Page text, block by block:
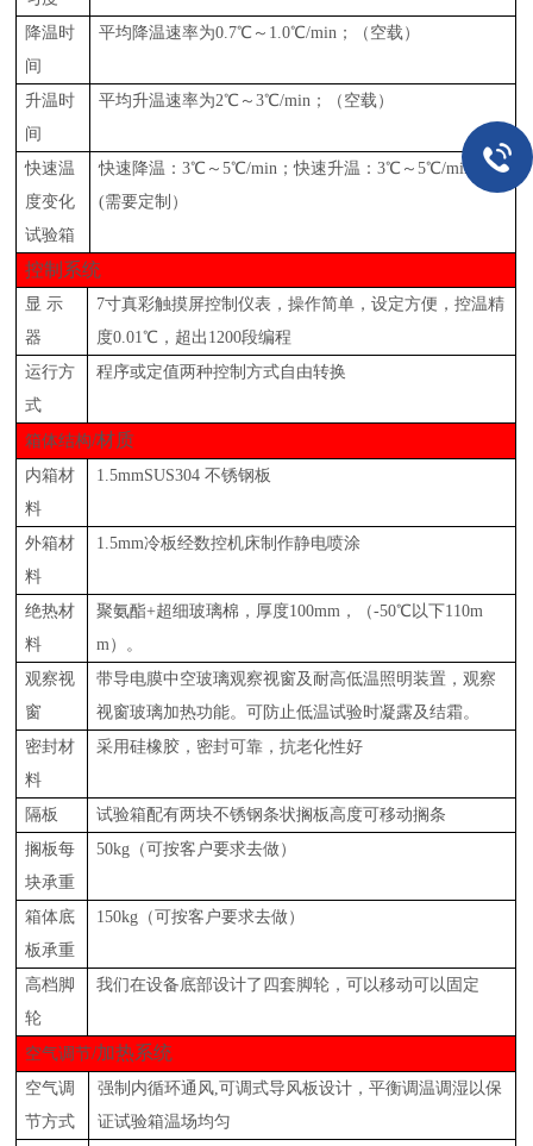
降温时
间
平均降温速率为0.7℃～1.0℃/min；（空载）
升温时
间
平均升温速率为2℃～3℃/min；（空载）
快速温
度变化
试验箱
快速降温：3℃～5℃/min；快速升温：3℃～5℃/min；
(需要定制）
控制系统
显 示
器
7寸真彩触摸屏控制仪表，操作简单，设定方便，控温精
度0.01℃，超出1200段编程
运行方
式
程序或定值两种控制方式自由转换
箱体结构/材质
内箱材
料
1.5mmSUS304 不锈钢板
外箱材
料
1.5mm冷板经数控机床制作静电喷涂
绝热材
料
聚氨酯+超细玻璃棉，厚度100mm，（-50℃以下110m
m）。
观察视
窗
带导电膜中空玻璃观察视窗及耐高低温照明装置，观察
视窗玻璃加热功能。可防止低温试验时凝露及结霜。
密封材
料
采用硅橡胶，密封可靠，抗老化性好
隔板
试验箱配有两块不锈钢条状搁板高度可移动搁条
搁板每
块承重
50kg（可按客户要求去做）
箱体底
板承重
150kg（可按客户要求去做）
高档脚
轮
我们在设备底部设计了四套脚轮，可以移动可以固定
空气调节/加热系统
空气调
节方式
强制内循环通风,可调式导风板设计，平衡调温调湿以保
证试验箱温场均匀